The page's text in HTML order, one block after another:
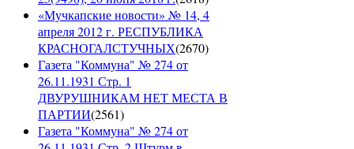
«Мучкапские новости» № 14, 4
апреля 2012 г. РЕСПУБЛИКА
КРАСНОГАЛСТУЧНЫХ(2670)
Газета "Коммуна" № 274 от
26.11.1931 Стр. 1
ДВУРУШНИКАМ НЕТ МЕСТА В
ПАРТИИ(2561)
Газета "Коммуна" № 274 от